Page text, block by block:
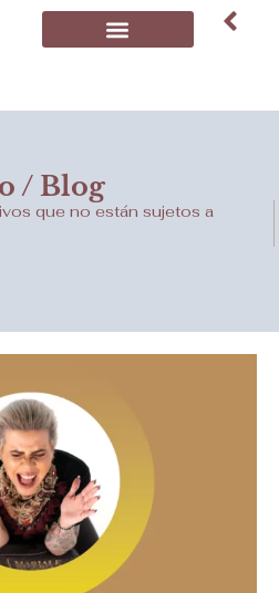
/ Blog
que no están sujetos a